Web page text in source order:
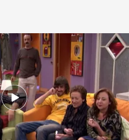
Vidas’, Aída, Gonzalo,